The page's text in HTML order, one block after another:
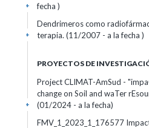
fecha )
+
Dendrimeros como
terapia. (11/2007 - a la fecha )
+
PROYECTOS DE
Project CLIMAT-AmSud -
change on Soil and waTer
(01/2024 - a la fecha)
+
FMV_1_2023_1_176577